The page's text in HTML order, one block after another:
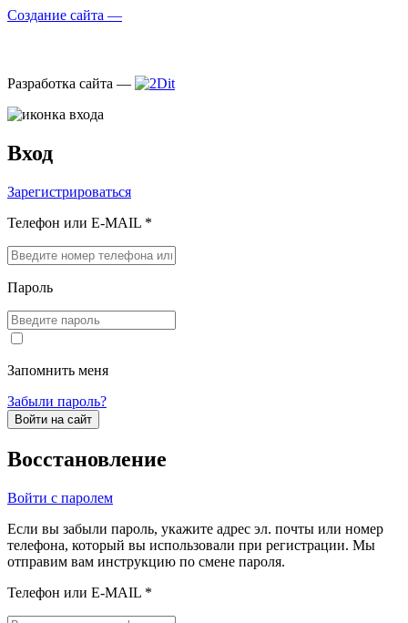
Создание сайта —
Разработка сайта —
Вход
Зарегистрироваться
Телефон или E-MAIL *
Пароль
Запомнить меня
Забыли пароль?
Войти на сайт
Восстановление
Войти с паролем
Если вы забыли пароль, укажите адрес эл. почты или номер
телефона, который вы использовали при регистрации. Мы
отправим вам инструкцию по смене пароля.
Телефон или E-MAIL *